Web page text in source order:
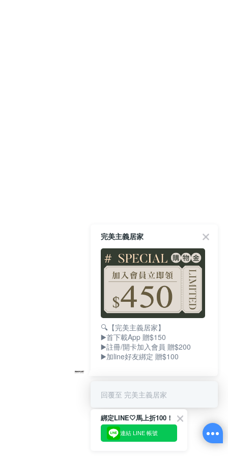
完美主義居家
🔍【完美主義居家】
▶️首下載App 贈$150
▶️註冊/開卡加入會員 贈$200
▶️加line好友綁定 贈$100
回覆至 完美主義居家
綁定LINE🤍馬上折100！
連結 LINE 帳號